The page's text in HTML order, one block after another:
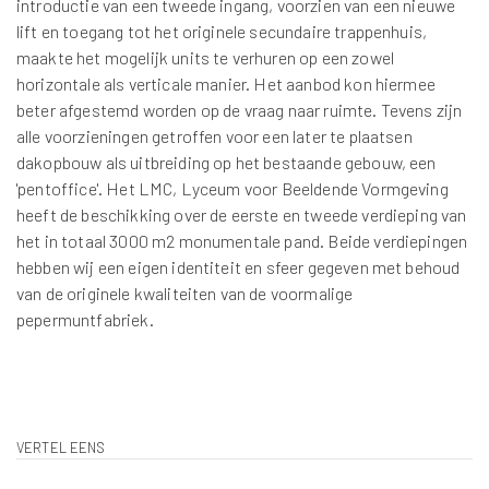
introductie van een tweede ingang, voorzien van een nieuwe
lift en toegang tot het originele secundaire trappenhuis,
maakte het mogelijk units te verhuren op een zowel
horizontale als verticale manier. Het aanbod kon hiermee
beter afgestemd worden op de vraag naar ruimte. Tevens zijn
alle voorzieningen getroffen voor een later te plaatsen
dakopbouw als uitbreiding op het bestaande gebouw, een
'pentoffice'. Het LMC, Lyceum voor Beeldende Vormgeving
heeft de beschikking over de eerste en tweede verdieping van
het in totaal 3000 m2 monumentale pand. Beide verdiepingen
hebben wij een eigen identiteit en sfeer gegeven met behoud
van de originele kwaliteiten van de voormalige
pepermuntfabriek.
VERTEL EENS